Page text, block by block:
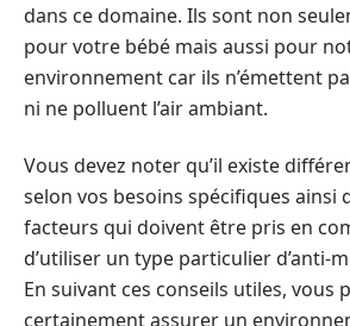
dans ce domaine. Ils sont non
pour votre bébé mais aussi pour
environnement car ils n’émettent
ni ne polluent l’air ambiant.
Vous devez noter qu’il existe
selon vos besoins spécifiques ainsi
facteurs qui doivent être pris en
d’utiliser un type particulier d’anti-
En suivant ces conseils utiles, vous
certainement assurer un